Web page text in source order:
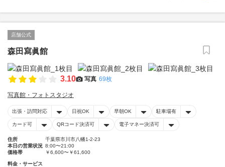
店舗公式
森田寫眞館
3.10 写真 69枚
写真館・フォトスタジオ
出張・訪問対応 日祝OK 早朝OK 駐車場有
カード可 QRコード決済可 電子マネー決済可
住所
千葉県市川市八幡1-2-23
本日の営業状況 8:00〜21:00
価格帯
￥6,600〜￥61,600
料金・サービス